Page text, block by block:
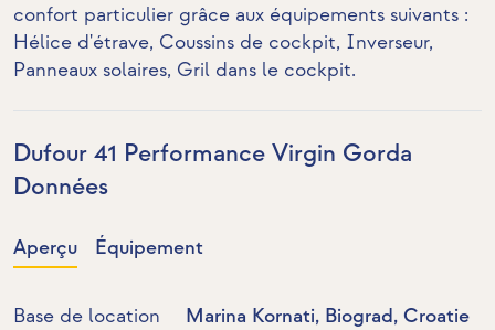
confort particulier grâce aux équipements suivants :
Hélice d'étrave, Coussins de cockpit, Inverseur,
Panneaux solaires, Gril dans le cockpit.
Dufour 41 Performance Virgin Gorda
Données
Aperçu Équipement
Base de location Marina Kornati, Biograd, Croatie